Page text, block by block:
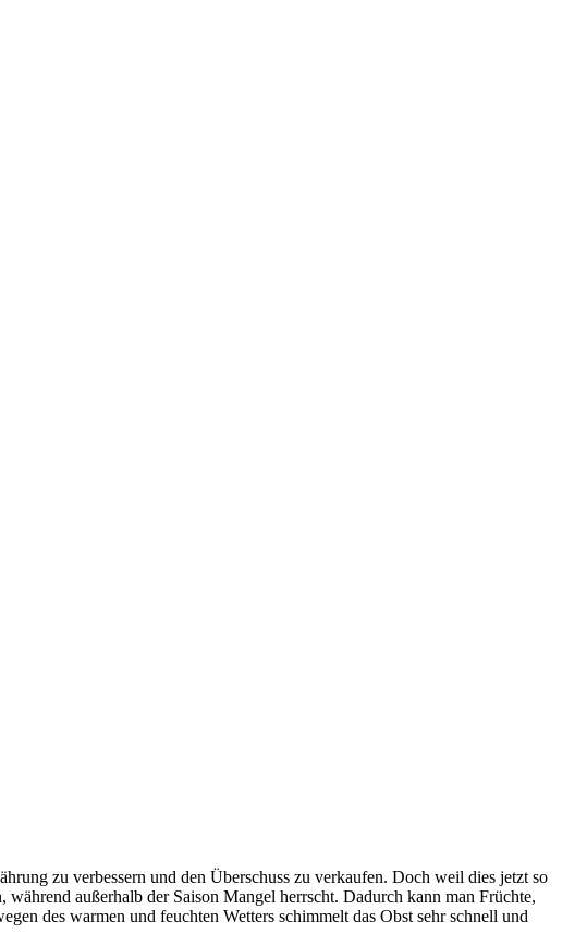
zu verbessern und den Überschuss zu verkaufen. Doch weil dies jetzt so
außerhalb der Saison Mangel herrscht. Dadurch kann man Früchte,
des warmen und feuchten Wetters schimmelt das Obst sehr schnell und